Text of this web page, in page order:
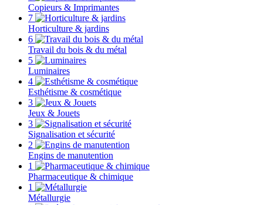
Copieurs & Imprimantes
7
Horticulture & jardins
6
Travail du bois & du métal
5
Luminaires
4
Esthétisme & cosmétique
3
Jeux & Jouets
3
Signalisation et sécurité
2
Engins de manutention
1
Pharmaceutique & chimique
1
Métallurgie